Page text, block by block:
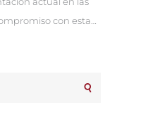
con esta…